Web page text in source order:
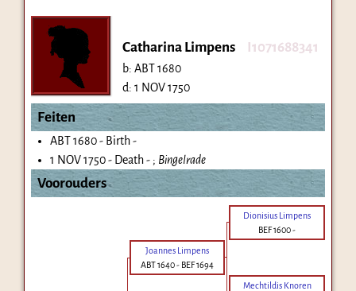
Catharina Limpens I1071688341
b: ABT 1680
d: 1 NOV 1750
Feiten
ABT 1680 - Birth -
1 NOV 1750 - Death - ; Bingelrade
Voorouders
Dionisius Limpens
BEF 1600-
Joannes Limpens
ABT 1640- BEF 1694
Mechtildis Knoren